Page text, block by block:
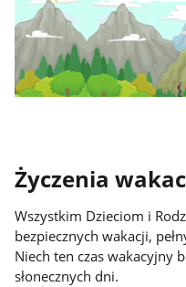
Życzenia
Wszystkim Dzieciom i
bezpiecznych wakacji,
Niech ten czas wakacyjny
słonecznych dni.